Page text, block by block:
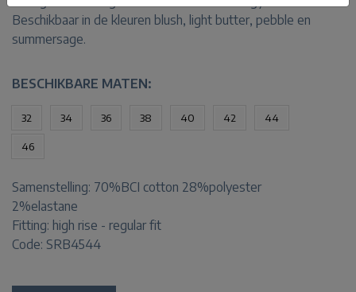
Beschikbaar in de kleuren blush, light butter, pebble en
summersage.
BESCHIKBARE MATEN:
32 34 36 38 40 42 44
46
Samenstelling: 70%BCI cotton 28%polyester
2%elastane
Fitting: high rise - regular fit
Code: SRB4544